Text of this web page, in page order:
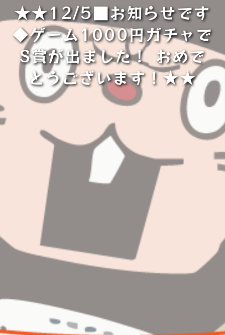
★★12/5■お知らせです
◆ゲーム1000円ガチャで
S賞が出ました！ おめで
とうございます！★★